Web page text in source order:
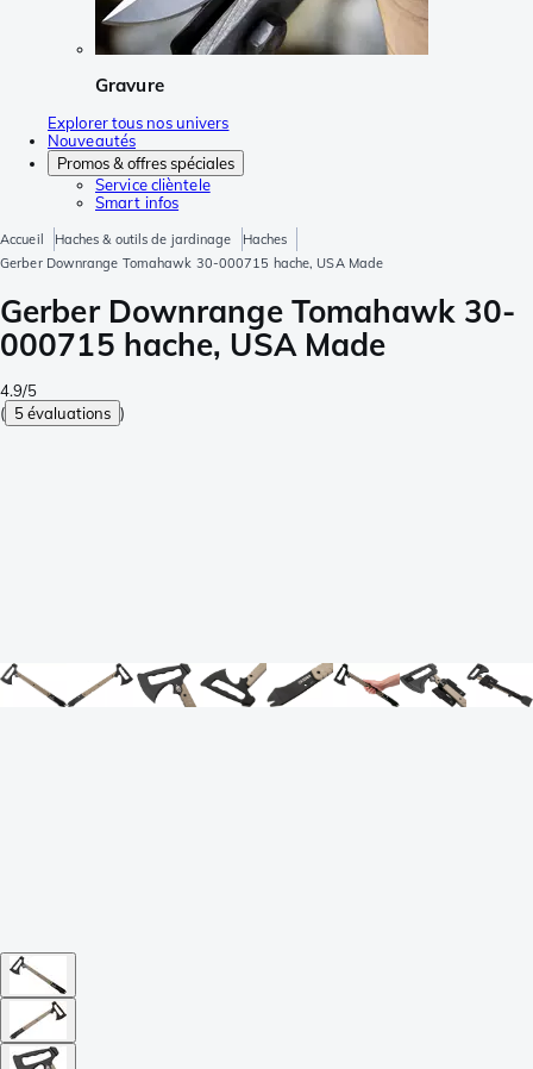
Gravure
Explorer tous nos univers
Nouveautés
Promos & offres spéciales
Service clièntele
Smart infos
Accueil Haches & outils de jardinage
Haches
Gerber Downrange Tomahawk 30-000715 hache, USA Made
Gerber Downrange Tomahawk 30-
000715 hache, USA Made
4.9/5
( 5 évaluations )